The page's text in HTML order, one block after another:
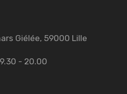
Giélée, 59000 Lille
- 20.00